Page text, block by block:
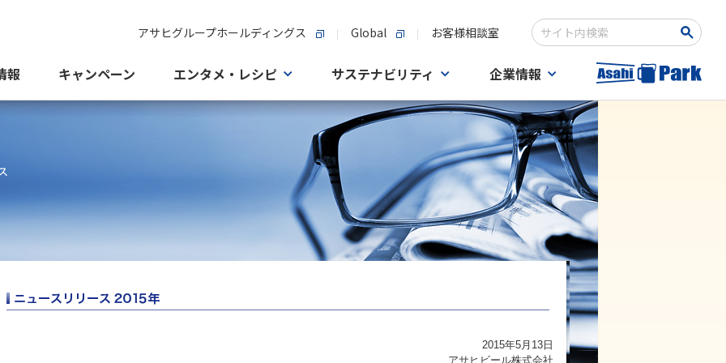
アサヒグループホールディングス Global お客様相談室 検索キーワード入力
報 キャンペーン エンタメ・レシピ サステナビリティ 企業情報
2015年5月13日
アサヒビール株式会社